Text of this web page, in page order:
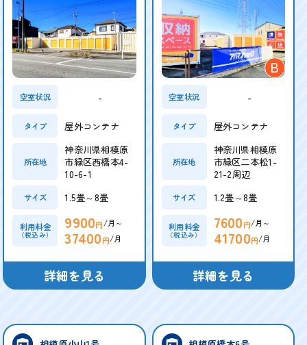
空室状況 -
タイプ 屋外コンテナ
所在地
神奈川県相模原
市緑区西橋本4-
10-6-1
サイズ 1.5畳～8畳
利用料金
（税込み）
9900円/月～
37400円/月
詳細を見る
B
空室状況 -
タイプ 屋外コンテナ
所在地
神奈川県相模原
市緑区二本松1-
21-2周辺
サイズ 1.2畳～8畳
利用料金
（税込み）
7600円/月～
41700円/月
詳細を見る